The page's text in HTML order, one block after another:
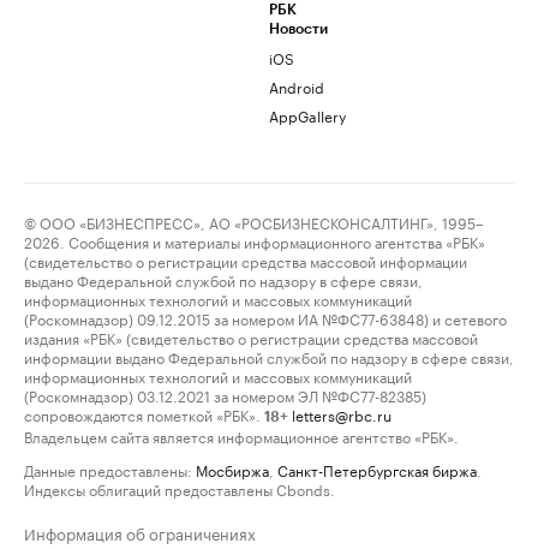
РБК
Новости
iOS
Android
AppGallery
© ООО «БИЗНЕСПРЕСС», АО «РОСБИЗНЕСКОНСАЛТИНГ», 1995–
2026. Сообщения и материалы информационного агентства «РБК»
(свидетельство о регистрации средства массовой информации
выдано Федеральной службой по надзору в сфере связи,
информационных технологий и массовых коммуникаций
(Роскомнадзор) 09.12.2015 за номером ИА №ФС77-63848) и сетевого
издания «РБК» (свидетельство о регистрации средства массовой
информации выдано Федеральной службой по надзору в сфере связи,
информационных технологий и массовых коммуникаций
(Роскомнадзор) 03.12.2021 за номером ЭЛ №ФС77-82385)
сопровождаются пометкой «РБК».
18+ letters@rbc.ru
Владельцем сайта является информационное агентство «РБК».
Данные предоставлены: Мосбиржа Санкт-Петербургская биржа
Индексы облигаций предоставлены Cbonds.
Информация об ограничениях